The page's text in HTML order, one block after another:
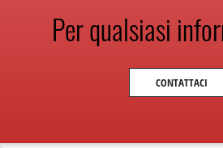
Per qualsiasi
CONTATTACI